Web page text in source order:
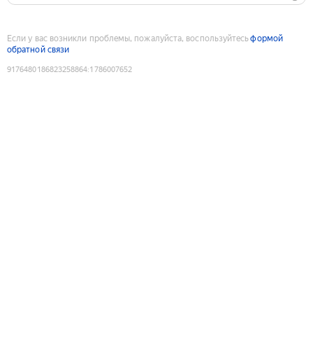
Если у вас возникли проблемы, пожалуйста, воспользуйтесьформой
обратной связи
9176480186823258864:1786007652